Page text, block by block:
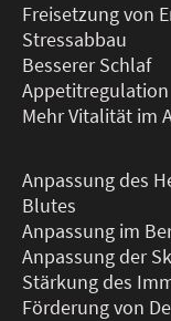
Freisetzung von
Stressabbau
Besserer Schlaf
Appetitregulation
Mehr Vitalität im
Anpassung des
Blutes
Anpassung im
Anpassung der
Stärkung des
Förderung von